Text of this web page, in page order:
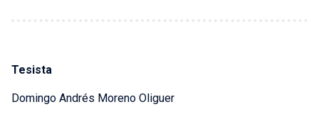
Tesista
Domingo Andrés Moreno Oliguer